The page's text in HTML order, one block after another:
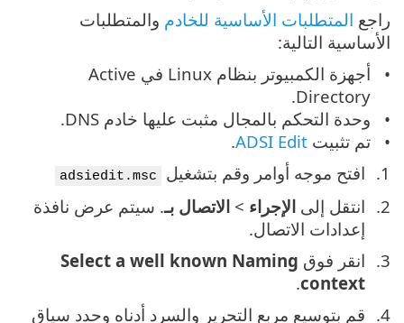
راجع المتطلبات الأساسية للخادم والمتطلبات
الأساسية التالية:
أجهزة الكمبيوتر بنظام Linux في Active
Directory.
وحدة التحكم بالمجال مثبت عليها خادم DNS.
تم تثبيتADSI Edit
.
افتح موجه أوامر وقم بتشغيل
adsiedit.msc
انتقل إلى الإجراء > الاتصال بـ. سيتم عرض نافذة
إعدادات الاتصال.
انقر فوق Select a well known Naming
context
.
قم بتوسيع مربع التحرير والسرد أدناه وحدد سياق